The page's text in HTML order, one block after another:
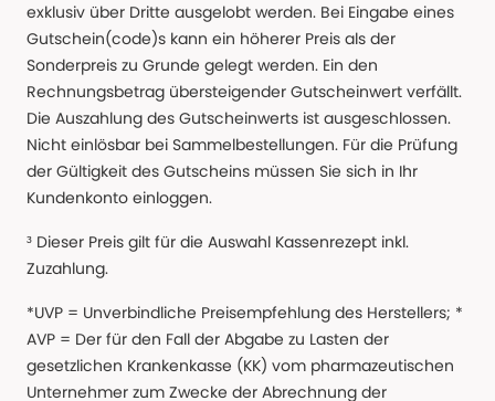
exklusiv über Dritte ausgelobt werden. Bei Eingabe eines
Gutschein(code)s kann ein höherer Preis als der
Sonderpreis zu Grunde gelegt werden. Ein den
Rechnungsbetrag übersteigender Gutscheinwert verfällt.
Die Auszahlung des Gutscheinwerts ist ausgeschlossen.
Nicht einlösbar bei Sammelbestellungen. Für die Prüfung
der Gültigkeit des Gutscheins müssen Sie sich in Ihr
Kundenkonto einloggen.
³ Dieser Preis gilt für die Auswahl Kassenrezept inkl.
Zuzahlung.
*UVP = Unverbindliche Preisempfehlung des Herstellers; *
AVP = Der für den Fall der Abgabe zu Lasten der
gesetzlichen Krankenkasse (KK) vom pharmazeutischen
Unternehmer zum Zwecke der Abrechnung der